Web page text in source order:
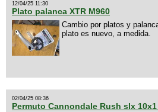
12/04/25 11:30
Plato palanca XTR M960
Cambio por platos y
plato es nuevo, a medida.
02/04/25 08:36
Permuto Cannondale Rush slx 10x1